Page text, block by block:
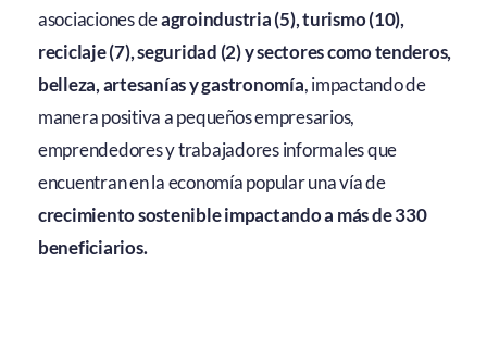
asociaciones deagroindustria (5), turismo (10),
reciclaje (7), seguridad (2) y sectores como tenderos,
belleza, artesanías y gastronomía, impactando de
manera positiva a pequeños empresarios,
emprendedores y trabajadores informales que
encuentran en la economía popular una vía de
crecimiento sostenible impactando a más de 330
beneficiarios.